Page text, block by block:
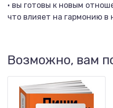
• вы готовы к новым
что влияет на гармонию в
Возможно, вам